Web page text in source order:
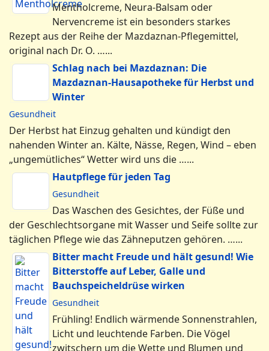
Regen, Wind – eben „ungemütliches“ Wetter
wird uns die …...
Hautpflege für jeden Tag
Gesundheit
Das Waschen des Gesichtes, der Füße und
der Geschlechtsorgane mit Wasser und Seife
sollte zur täglichen Pflege wie das
Zähneputzen gehören. …...
Bitter macht Freude und hält gesund! Wie
Bitterstoffe auf Leber, Galle und
Bauchspeicheldrüse wirken
Gesundheit
Frühling! Endlich wärmende Sonnenstrahlen,
Licht und leuchtende Farben. Die Vögel
zwitschern um die Wette und Blumen und
Gräser erblühen in …...